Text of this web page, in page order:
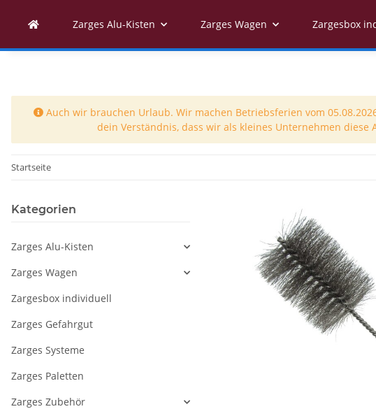
Zarges Alu-Kisten Zarges Wagen Zargesbox
Auch wir brauchen Urlaub. Wir machen Betriebsferien vom
dein Verständnis, dass wir als kleines Unternehmen
Startseite
Kategorien
Zarges Alu-Kisten
Zarges Wagen
Zargesbox individuell
Zarges Gefahrgut
Zarges Systeme
Zarges Paletten
Zarges Zubehör